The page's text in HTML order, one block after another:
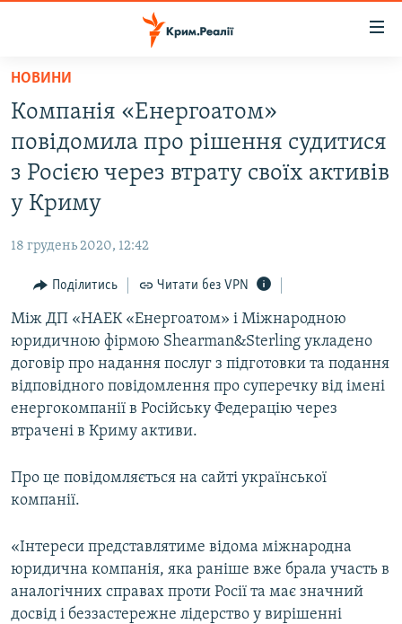
Перейти
основного
матеріалу
Перейти
до
основної
Перейти
пошуку
ВІДЕО ТА ФОТО
ПОЛІТИКА
ПОГЛЯД
ІНТЕРВ'Ю
ВСЕ ЗА ДЕНЬ
СПЕЦПРОЕКТИ
ДЕПОРТАЦІЯ
ВІДЕОУРОКИ «ELIFBE»
УКРАЇНСЬКА ПРОБЛЕМА КРИМУ
ЯК ОБІЙТИ БЛОКУВАННЯ
Русский
Усі сайти RFE/RL
НОВИНИ
Компанія «Енергоатом»
повідомила про рішення судитися
з Росією через втрату своїх активів
у Криму
18 грудень 2020, 12:42
Поділитись Читати без VPN
Між ДП «НАЕК «Енергоатом» і Міжнародною
юридичною фірмою Shearman&Sterling укладено
договір про надання послуг з підготовки та подання
відповідного повідомлення про суперечку від імені
енергокомпанії в Російську Федерацію через
втрачені в Криму активи.
Про це повідомляється на сайті української
компанії.
«Інтереси представлятиме відома міжнародна
юридична компанія, яка раніше вже брала участь в
аналогічних справах проти Росії та має значний
досвід і беззастережне лідерство у вирішенні